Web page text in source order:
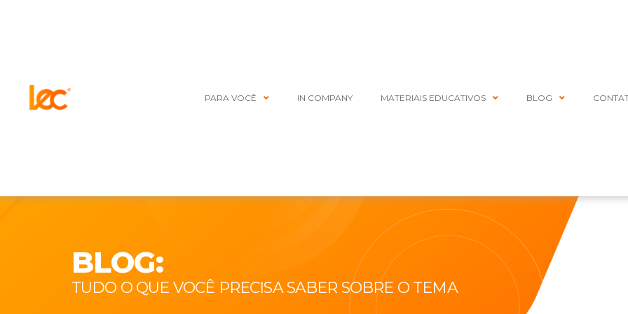
PARA VOCÊ IN COMPANY MATERIAIS EDUCATIVOS BLOG
BLOG:
TUDO O QUE VOCÊ PRECISA SABER SOBRE O TEMA